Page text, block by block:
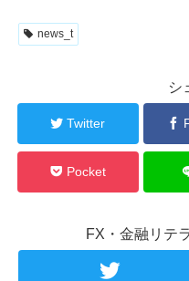
news_t
シ
Twitter
Pocket
FX・金融リテ